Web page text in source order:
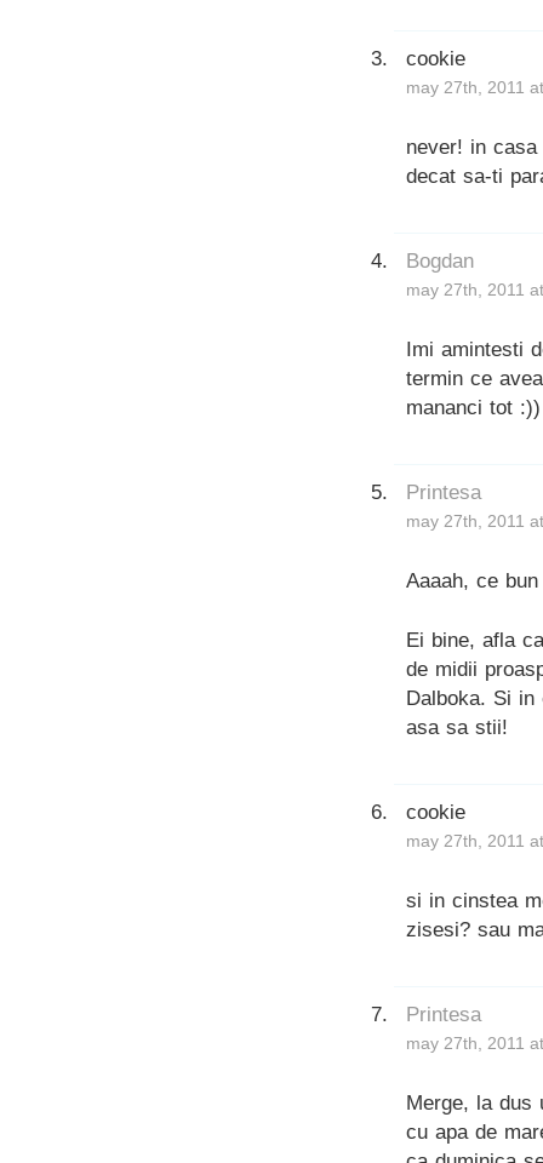
cookie
may 27th, 2011
never! in
decat sa-ti
Bogdan
may 27th, 2011
Imi amintesti
termin ce
mananci tot :))
Printesa
may 27th, 2011
Aaaah, ce
Ei bine, afla
de midii
Dalboka. Si
asa sa stii!
cookie
may 27th, 2011
si in cinstea
zisesi? sau
Printesa
may 27th, 2011
Merge, la dus
cu apa de